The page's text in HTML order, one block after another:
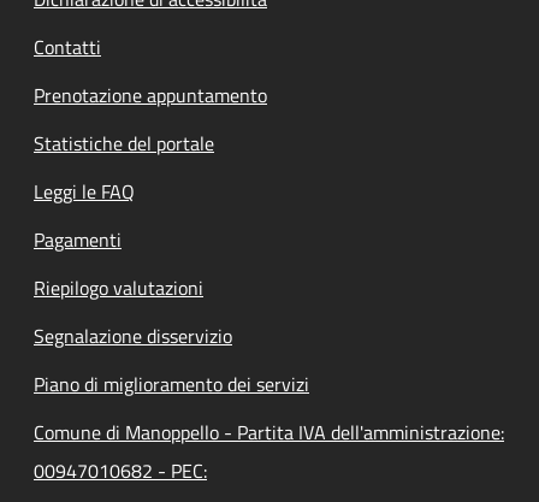
Contatti
Prenotazione appuntamento
Statistiche del portale
Leggi le FAQ
Pagamenti
Riepilogo valutazioni
Segnalazione disservizio
Piano di miglioramento dei servizi
Comune di Manoppello - Partita IVA dell'amministrazione:
00947010682 - PEC: